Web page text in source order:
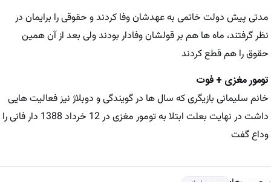
مدتی پیش دولت خاتمی به عهدشان وفا کردند و حقوقی را برایمان در
نظر گرفتند، ماه ها هم بر قولشان وفادار بودند ولی بعد از آن همین
حقوق را هم قطع کردند
تومور مغزی + فوت
خانم سلیمانی بازیگری که سال ها در گویندگی و دوبلاژ نیز فعالیت هایی
داشت در نهایت بعلت ابتلا به تومور مغزی در 12 خرداد 1388 دار فانی را
وداع گفت